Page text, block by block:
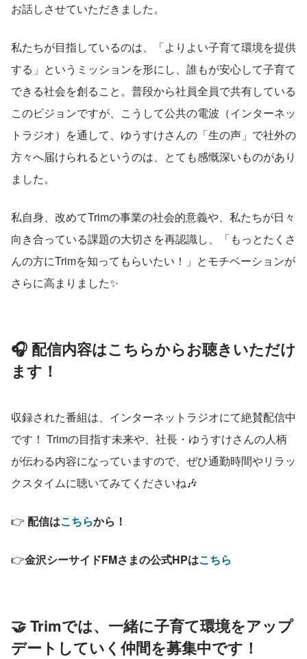
お話しさせていただきました。
私たちが目指しているのは、「よりよい子育て環境を提供
する」というミッションを形にし、誰もが安心して子育て
できる社会を創ること。普段から社員全員で共有している
このビジョンですが、こうして公共の電波（インターネッ
トラジオ）を通して、ゆうすけさんの「生の声」で社外の
方々へ届けられるというのは、とても感慨深いものがあり
ました。
私自身、改めてTrimの事業の社会的意義や、私たちが日々
向き合っている課題の大切さを再認識し、「もっとたくさ
んの方にTrimを知ってもらいたい！」とモチベーションが
さらに高まりました✨
🎧 配信内容はこちらからお聴きいただけ
ます！
収録された番組は、インターネットラジオにて絶賛配信中
です！ Trimの目指す未来や、社長・ゆうすけさんの人柄
が伝わる内容になっていますので、ぜひ通勤時間やリラッ
クスタイムに聴いてみてくださいね🎶
👉 配信はこちらから！
👉金沢シーサイドFMさまの公式HPはこちら
🤝 Trimでは、一緒に子育て環境をアップ
デートしていく仲間を募集中です！